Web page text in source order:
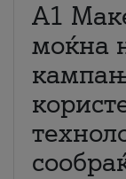
A1
моќна